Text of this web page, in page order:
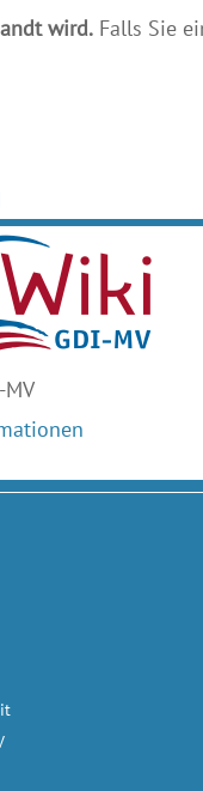
wird.Falls Sie